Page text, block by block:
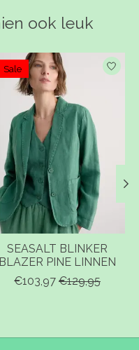
ook leuk
Sale
SEASALT BLINKER
BLAZER PINE LINNEN
€103,97 €129,95